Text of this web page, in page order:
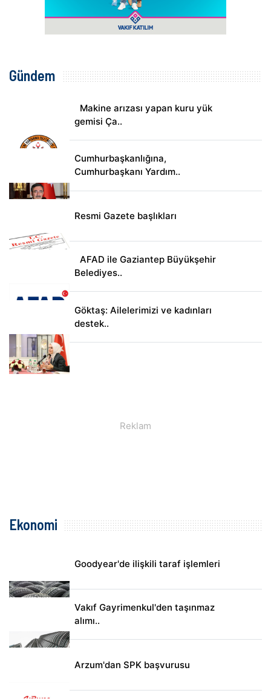
Gündem
Makine arızası yapan kuru yük
gemisi Ça..
Cumhurbaşkanlığına,
Cumhurbaşkanı Yardım..
Resmi Gazete başlıkları
AFAD ile Gaziantep Büyükşehir
Belediyes..
Göktaş: Ailelerimizi ve kadınları
destek..
Ekonomi
Goodyear'de ilişkili taraf işlemleri
Vakıf Gayrimenkul'den taşınmaz
alımı..
Arzum'dan SPK başvurusu